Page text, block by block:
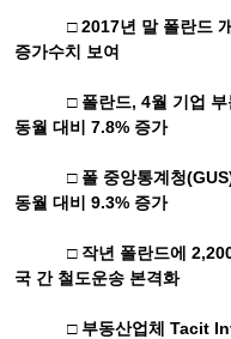
□2017년 말 폴란드
증가수치 보여
□ 폴란드, 4월 기업 부
동월 대비 7.8% 증가
□ 폴 중앙통계청
동월 대비 9.3% 증가
□ 작년 폴란드에
국 간 철도운송 본격화
□ 부동산업체 Tacit